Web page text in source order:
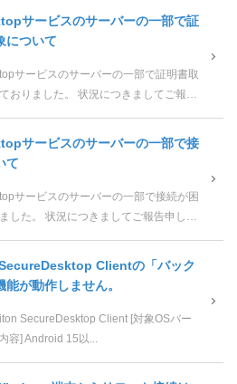
サービスのサーバーの一部で証
について
サービスのサーバーの一部で証明書取
おりました。 状況につきましてご報告
サービスのサーバーの一部で接
て
サービスのサーバーの一部で接続が困
した。 状況につきましてご報告申し上
Clientの「バック
が動作しません。
Client [対象OSバー
ョン] Android 15以降 [内容] Android 15以...